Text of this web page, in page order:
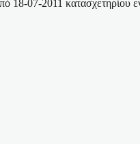
18-07-2011 κατασχετηρίου